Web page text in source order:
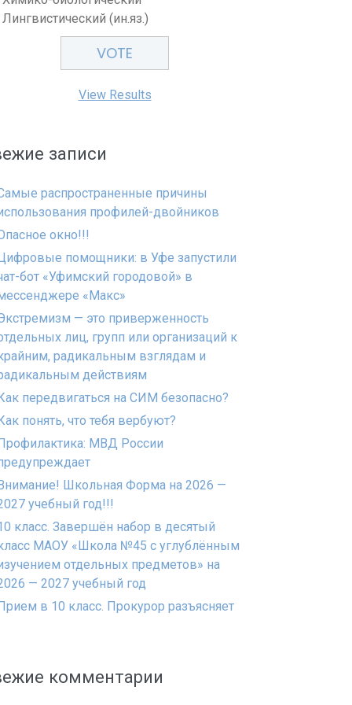
Лингвистический (ин.яз.)
View Results
записи
распространенные причины
профилей-двойников
окно!!!
помощники: в Уфе запустили
бот «Уфимский городовой» в
«Макс»
— это приверженность
лиц, групп или организаций к
радикальным взглядам и
действиям
передвигаться на СИМ безопасно?
понять, что тебя вербуют?
МВД России
Школьная Форма на 2026 —
учебный год!!!
класс. Завершён набор в десятый
МАОУ «Школа №45 с углублённым
отдельных предметов» на
— 2027 учебный год
в 10 класс. Прокурор разъясняет
комментарии